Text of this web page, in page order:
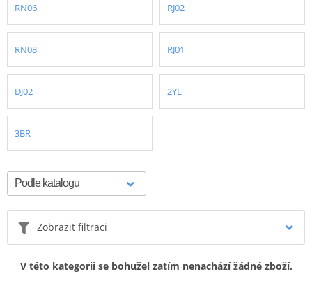
RN06 RJ02
RN08 RJ01
DJ02 2YL
3BR
Zobrazit filtraci
V této kategorii se bohužel zatím nenachází žádné zboží.